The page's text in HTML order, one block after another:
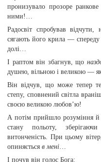
пронизувало прозоре
ними!…
Радосвіт спробував відчути,
сягають його крила — спереду
долі…
І раптом він збагнув, що
душею, вільною і великою — як
Він відчув, що може тепер
степу, сповнений світла
своєю великою любов’ю!
А потім прийшло розуміння
стану польоту,
витонченість. При цьому
опиняється в мені…
І почув він голос Бога: